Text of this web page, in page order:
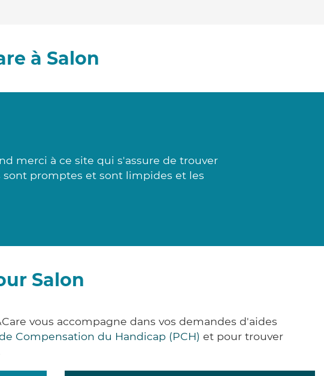
à Salon
merci à ce site qui s'assure de trouver
promptes et sont limpides et les
Salon
vous accompagne dans vos demandes d'aides
Compensation du Handicap (PCH) et pour trouver